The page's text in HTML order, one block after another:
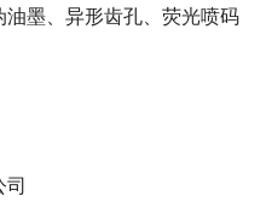
墨、异形齿孔、荧光喷码